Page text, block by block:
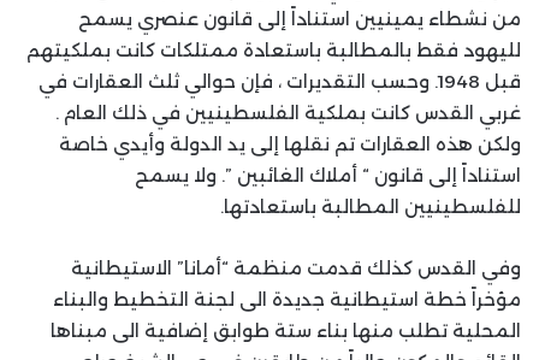
من نشطاء يمينيين استناداً إلى قانون عنصري يسمح
لليهود فقط بالمطالبة باستعادة ممتلكات كانت بملكيتهم
قبل 1948. وحسب التقديرات ، فإن حوالي ثلث العقارات في
غربي القدس كانت بملكية الفلسطينيين في ذلك العام .
ولكن هذه العقارات تم نقلها إلى يد الدولة وأيدي خاصة
استناداً إلى قانون “ أملاك الغائبين ”. ولا يسمح
للفلسطينيين المطالبة باستعادتها.
وفي القدس كذلك قدمت منظمة “أمانا” الاستيطانية
مؤخراً خطة استيطانية جديدة الى لجنة التخطيط والبناء
المحلية تطلب منها بناء ستة طوابق إضافية الى مبناها